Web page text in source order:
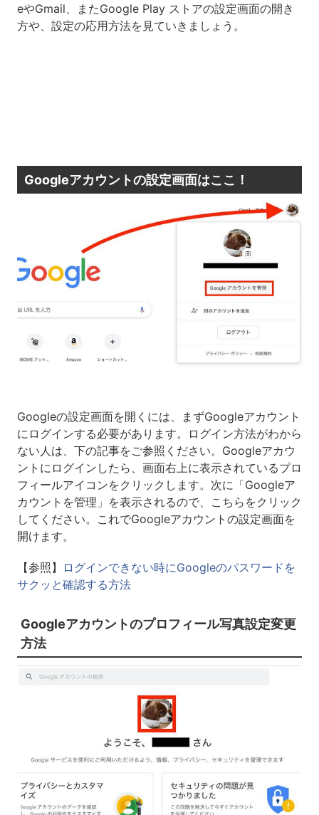
eやGmail、またGoogle Play ストアの設定画面の開き
方や、設定の応用方法を見ていきましょう。
Googleアカウントの設定画面はここ！
Googleの設定画面を開くには、まずGoogleアカウント
にログインする必要があります。ログイン方法がわから
ない人は、下の記事をご参照ください。Googleアカウ
ントにログインしたら、画面右上に表示されているプロ
フィールアイコンをクリックします。次に「Googleア
カウントを管理」を表示されるので、こちらをクリック
してください。これでGoogleアカウントの設定画面を
開けます。
【参照】
ログインできない時にGoogleのパスワードを
サクッと確認する方法
Googleアカウントのプロフィール写真設定変更
方法